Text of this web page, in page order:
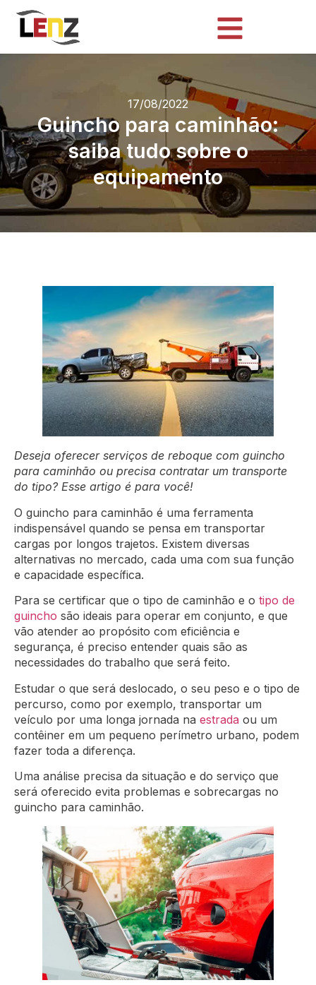
17/08/2022
Guincho para caminhão:
saiba tudo sobre o
equipamento
Deseja oferecer serviços de reboque com guincho
para caminhão ou precisa contratar um transporte
do tipo? Esse artigo é para você!
O guincho para caminhão é uma ferramenta
indispensável quando se pensa em transportar
cargas por longos trajetos. Existem diversas
alternativas no mercado, cada uma com sua função
e capacidade específica.
Para se certificar que o tipo de caminhão e o tipo de
guincho são ideais para operar em conjunto, e que
vão atender ao propósito com eficiência e
segurança, é preciso entender quais são as
necessidades do trabalho que será feito.
Estudar o que será deslocado, o seu peso e o tipo de
percurso, como por exemplo, transportar um
veículo por uma longa jornada na estrada ou um
contêiner em um pequeno perímetro urbano, podem
fazer toda a diferença.
Uma análise precisa da situação e do serviço que
será oferecido evita problemas e sobrecargas no
guincho para caminhão.